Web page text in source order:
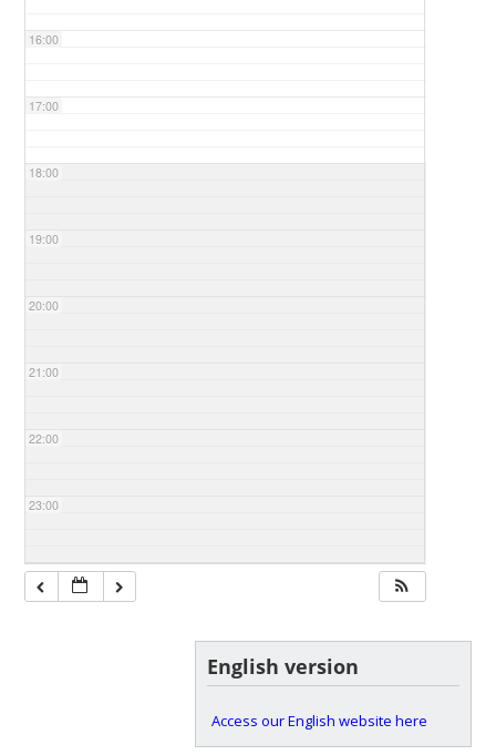
16:00
17:00
18:00
19:00
20:00
21:00
22:00
23:00
English version
Access our English website here